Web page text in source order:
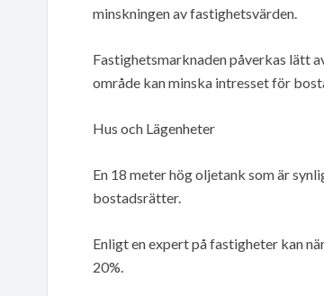
minskningen av fastighetsvärden.
Fastighetsmarknaden påverkas lätt
område kan minska intresset för
Hus och Lägenheter
En 18 meter hög oljetank som är
bostadsrätter.
Enligt en expert på fastigheter kan
20%.